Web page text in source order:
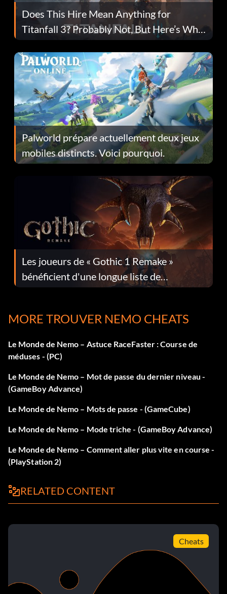
Does This Hire Mean Anything for
Titanfall 3? Probably Not, But Here’s Why
Fans Are Hopeful
Palworld prépare actuellement deux jeux
mobiles distincts. Voici pourquoi.
Les joueurs de « Gothic 1 Remake »
bénéficient d'une longue liste de
corrections dans la mise à jour 1.0.4
MORE TROUVER NEMO CHEATS
Le Monde de Nemo – Astuce RaceFaster : Course de
méduses - (PC)
Le Monde de Nemo – Mot de passe du dernier niveau -
(GameBoy Advance)
Le Monde de Nemo – Mots de passe - (GameCube)
Le Monde de Nemo – Mode triche - (GameBoy Advance)
Le Monde de Nemo – Comment aller plus vite en course -
(PlayStation 2)
RELATED CONTENT
Cheats